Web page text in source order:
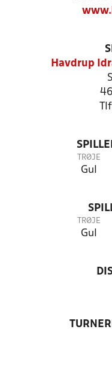
Havdrup
TRØJE
Gul
TRØJE
Gul